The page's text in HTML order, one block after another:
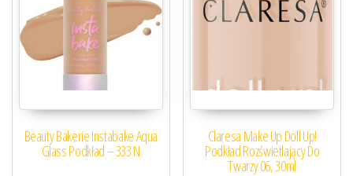
Beauty Bakerie Instabake Aqua
Glass Podkład – 333 N
Claresa Make Up Doll Up!
Podkład Rozświetlający Do
Twarzy 06, 30ml